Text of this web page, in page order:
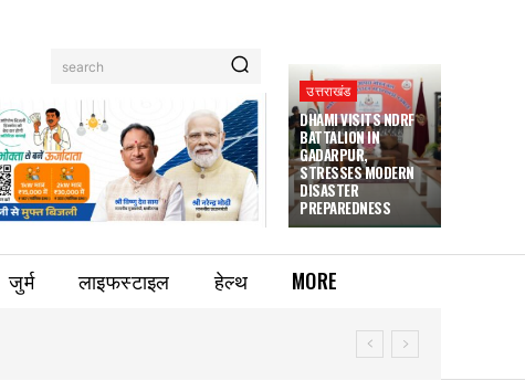
search
उत्तराखंड
DHAMI VISITS NDRF
BATTALION IN
GADARPUR,
STRESSES MODERN
DISASTER
PREPAREDNESS
जुर्म लाइफस्टाइल हेल्थ MORE